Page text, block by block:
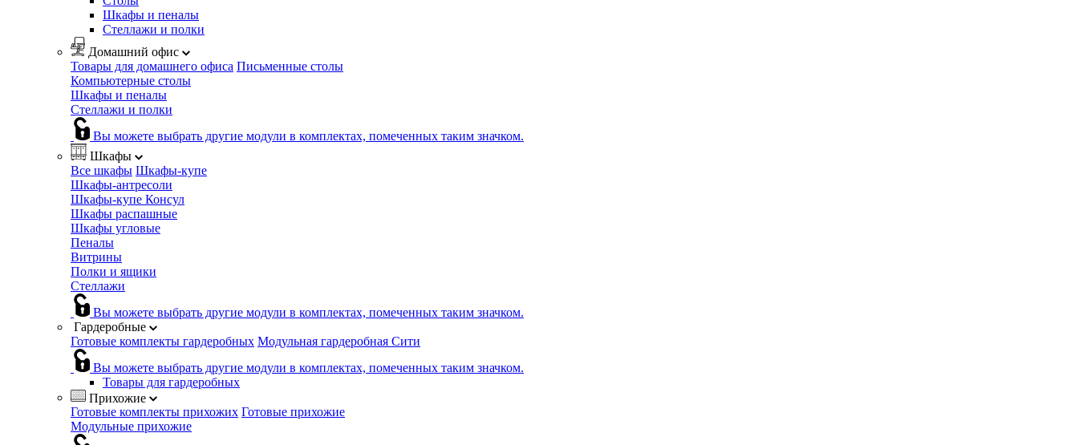
Шкафы и пеналы
Стеллажи и полки
Домашний офис
Товары для домашнего офиса Письменные столы
Компьютерные столы
Шкафы и пеналы
Стеллажи и полки
Вы можете выбрать другие модули в комплектах, помеченных таким значком.
Шкафы
Все шкафы Шкафы-купе
Шкафы-антресоли
Шкафы-купе Консул
Шкафы распашные
Шкафы угловые
Пеналы
Витрины
Полки и ящики
Стеллажи
Вы можете выбрать другие модули в комплектах, помеченных таким значком.
Гардеробные
Готовые комплекты гардеробных Модульная гардеробная Сити
Вы можете выбрать другие модули в комплектах, помеченных таким значком.
Товары для гардеробных
Прихожие
Готовые комплекты прихожих Готовые прихожие
Модульные прихожие